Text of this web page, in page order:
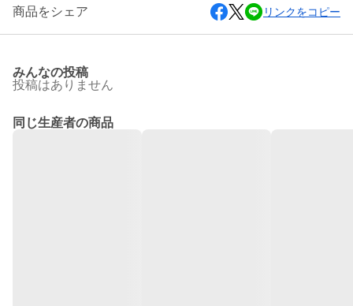
商品をシェア リンクをコピー
みんなの投稿
投稿はありません
同じ生産者の商品